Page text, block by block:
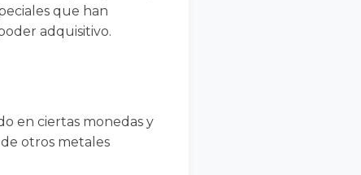
que han
adquisitivo.
en ciertas monedas y
otros metales